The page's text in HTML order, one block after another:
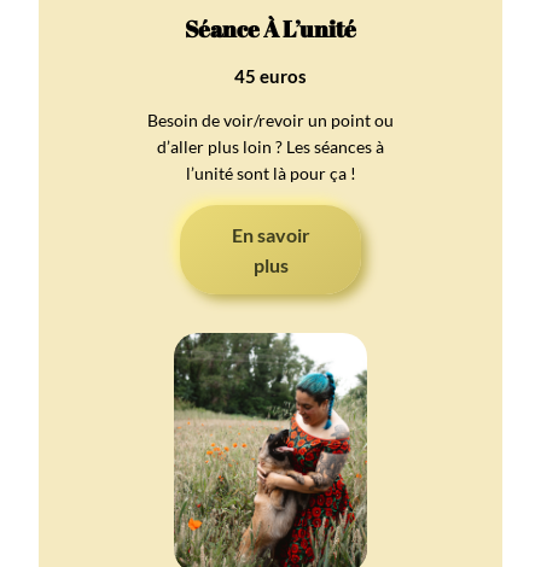
Séance À L’unité
45 euros
Besoin de voir/revoir un point ou
d’aller plus loin ? Les séances à
l’unité sont là pour ça !
En savoir
plus